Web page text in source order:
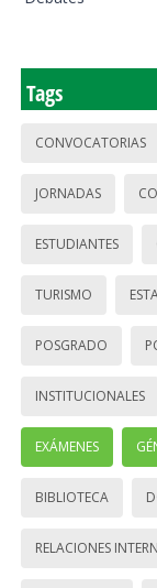
Tags
CONVOCATORIAS
JORNADAS
ESTUDIANTES
TURISMO
POSGRADO
INSTITUCIONALES
EXÁMENES
BIBLIOTECA
RELACIONES